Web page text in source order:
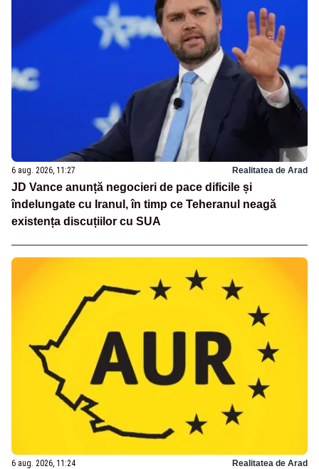
6 aug. 2026, 11:27 Realitatea de Arad
JD Vance anunță negocieri de pace dificile și
îndelungate cu Iranul, în timp ce Teheranul neagă
existența discuțiilor cu SUA
6 aug. 2026, 11:24 Realitatea de Arad